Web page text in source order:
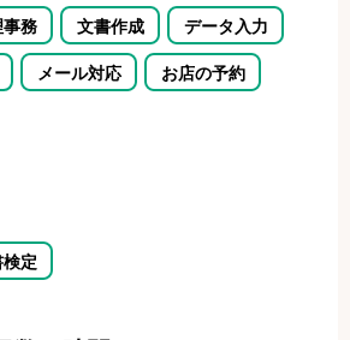
務 文書作成 データ入力
メール対応 お店の予約
定